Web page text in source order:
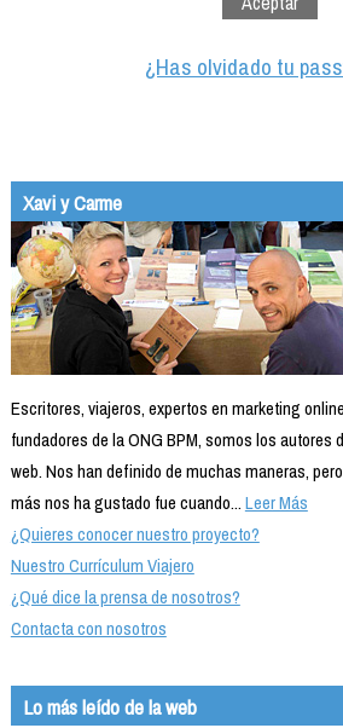
¿Has olvidado tu
Xavi y Carme
Escritores, viajeros, expertos en marketing
fundadores de la ONG BPM, somos los autores
web. Nos han definido de muchas maneras,
más nos ha gustado fue cuando...Leer Más
¿Quieres conocer nuestro proyecto?
Nuestro Currículum Viajero
¿Qué dice la prensa de nosotros?
Contacta con nosotros
Lo más leído de la web